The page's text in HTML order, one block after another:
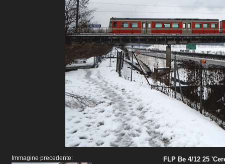
Immagine precedente:
FLP Be 4/12 25